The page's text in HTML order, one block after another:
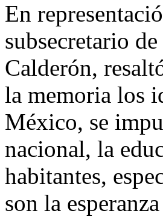
En
subsecretario
Calderón,
la memoria los
México, se
nacional, la
habitantes,
son la